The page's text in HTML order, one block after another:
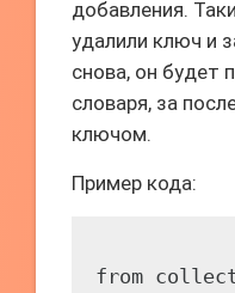
добавления.
удалили ключ и
снова, он будет
словаря, за
ключом.
Пример кода:
from